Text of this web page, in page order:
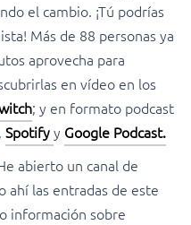
el cambio. ¡Tú podrías
Más de 88 personas ya
aprovecha para
en vídeo en los
; y en formato podcast
Spotifyy Google Podcast.
abierto un canal de
ahí las entradas de este
información sobre